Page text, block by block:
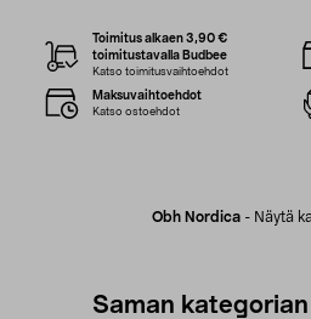
Obh Nordica - Näytä
Toimitus alkaen 3,90 €
toimitustavalla Budbee
Katso toimitusvaihtoehdot
Maksuvaihtoehdot
Katso ostoehdot
Saman